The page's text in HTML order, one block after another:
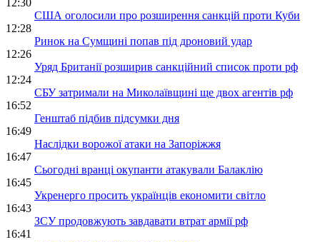
12:30
США оголосили про розширення санкцій проти Куби
12:28
Ринок на Сумщині попав під дроновий удар
12:26
Уряд Британії розширив санкційний список проти рф
12:24
СБУ затримали на Миколаївщині ще двох агентів рф
16:52
Генштаб підбив підсумки дня
16:49
Наслідки ворожої атаки на Запоріжжя
16:47
Сьогодні вранці окупанти атакували Балаклію
16:45
Укренерго просить українців економити світло
16:43
ЗСУ продовжують завдавати втрат армії рф
16:41